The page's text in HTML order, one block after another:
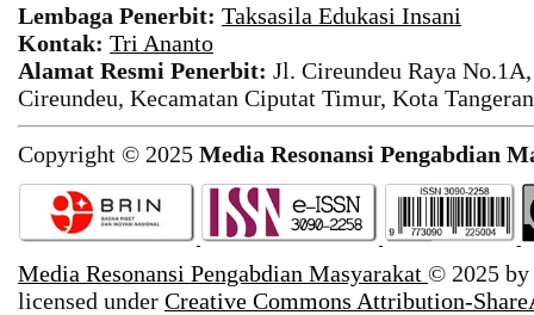
Lembaga Penerbit: Taksasila Edukasi Insani
Kontak: Tri Ananto
Alamat Resmi Penerbit: Jl. Cireundeu Raya
Cireundeu, Kecamatan Ciputat Timur, Kota
Copyright © 2025 Media Resonansi Pengabdian
Media Resonansi Pengabdian Masyarakat © 2025 by
licensed under Creative Commons Attribution-